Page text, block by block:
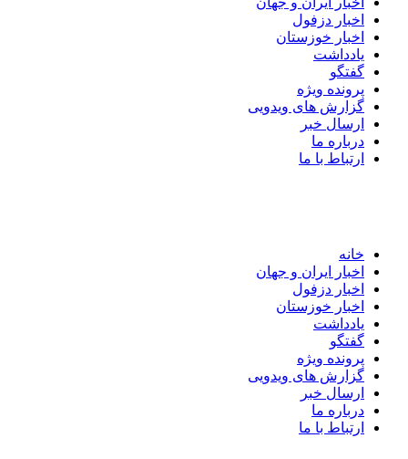
اخبار دزفول
اخبار خوزستان
یادداشت
گفتگو
پرونده ویژه
گزارش های ویدویی
ارسال خبر
درباره ما
ارتباط با ما
خانه
اخبار ایران و جهان
اخبار دزفول
اخبار خوزستان
یادداشت
گفتگو
پرونده ویژه
گزارش های ویدویی
ارسال خبر
درباره ما
ارتباط با ما